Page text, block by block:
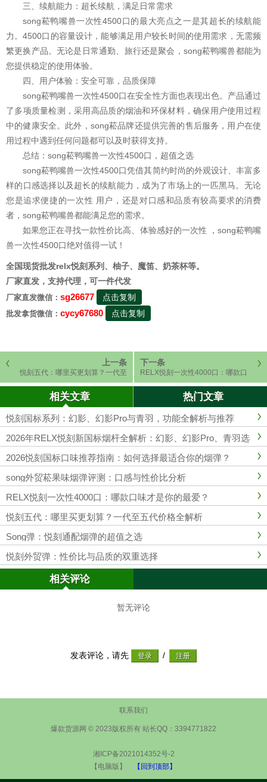
三、续航能力：超长续航，满足日常需求
song菘鸭嘴兽一次性4500口的最大亮点之一是其超长的续航能
力。4500口的容量设计，能够满足用户较长时间的使用需求，无需频
繁更换产品。无论是日常通勤、旅行还是聚会，song菘鸭嘴兽都能为
您提供稳定的使用体验。
四、用户体验：安全可靠，品质保障
song菘鸭嘴兽一次性4500口在安全性方面也表现出色。产品通过
了多项质量检测，采用高品质的烟油和环保材料，确保用户使用过程
中的健康安全。此外，song菘品牌还提供完善的售后服务，用户在使
用过程中遇到任何问题都可以及时获得支持。
总结：song菘鸭嘴兽一次性4500口，超值之选
song菘鸭嘴兽一次性4500口凭借其简约时尚的外观设计、丰富多
样的口感选择以及超长的续航能力，成为了市场上的一匹黑马。无论
您是追求便捷的一次性 用户，还是对口感和品质有较高要求的消费
者，song菘鸭嘴兽都能满足您的需求。
如果您正在寻找一款性价比高、体验感好的一次性 ，song菘鸭嘴
兽一次性4500口绝对值得一试！
全国现货批发relx悦刻系列、柚子、魔笛、奶茶杯等。
厂家直发，支持代理，可一件代发
厂家直发微信： sg26677 点击复制
批发拿货微信： cycy67680 点击复制
上一条
悦刻五代：哪里买更划算？一代至
五代价格全解析
下一条
RELX悦刻一次性4000口：哪款口
味才是你的最爱？
相关文章 热门文章
悦刻国标系列：幻影、幻影Pro与青羽，功能全解析与推荐
2026年RELX悦刻新国标烟杆全解析：幻影、幻影Pro、青羽选
购指南
2026悦刻国标口味推荐指南：如何选择最适合你的烟弹？
song外贸菘果味烟弹评测：口感与性价比分析
RELX悦刻一次性4000口：哪款口味才是你的最爱？
悦刻五代：哪里买更划算？一代至五代价格全解析
Song弹：悦刻通配烟弹的超值之选
悦刻外贸弹：性价比与品质的双重选择
相关评论
暂无评论
发表评论，请先 /
联系我们
爆款货源网 © 2023版权所有 站长QQ：3394771822
湘ICP备2021014352号-2
【电脑版】
【回到顶部】